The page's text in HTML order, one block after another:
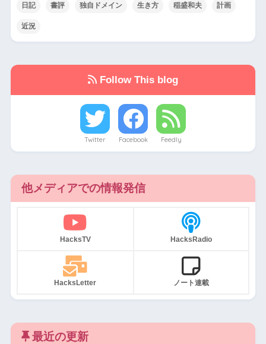
日記 書評 独自ドメイン 生き方 稲盛和夫 計画
近況
Follow This blog
Twitter Facebook Feedly
他メディアでの情報発信
HacksTV HacksRadio
HacksLetter ノート連載
最近の更新